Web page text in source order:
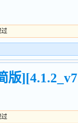
过
版
过